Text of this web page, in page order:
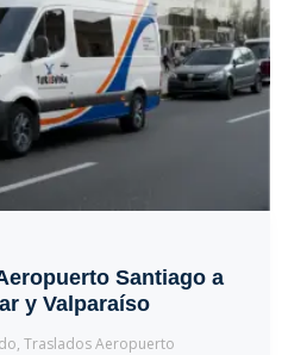
Santiago a
y Valparaíso
, Traslados Aeropuerto